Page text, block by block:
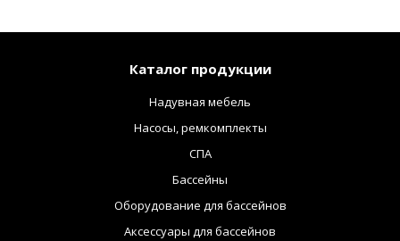
Каталог продукции
Надувная мебель
Насосы, ремкомплекты
СПА
Бассейны
Оборудование для бассейнов
Аксессуары для бассейнов